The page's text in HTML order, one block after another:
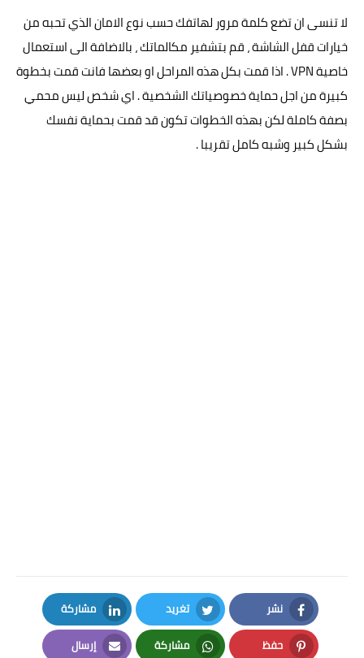
لا تنسى ان تضع كلمة مرور لهاتفك حسب نوع الامان الذي تحبه من
خيارات قفل الشاشة ، قم بتشفير مكالماتك ، بالاضافة الى استعمال
خاصية VPN . اذا قمت بكل هذه المراحل او بعضها فانت قمت بخطوة
كبيرة من اجل حماية خصوصياتك الشخصية . اي شخص ليس محمي
بصفة كاملة لكن بهذه الخطوات تكون قد قمت بحماية نفسك
بشكل كبير وشبه كامل تقريبا .
نشر
Facebook
تغريد
Twitter
مشاركة
LinkedIn
حفظ مشاركة إرسال